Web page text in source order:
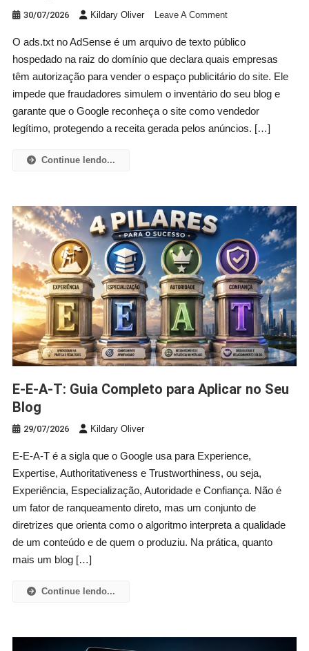
30/07/2026 Kildary Oliver Leave A CommentOn
No
AdSense:
O
Que
É,
Como
O ads.txt no AdSense é um arquivo de texto público
hospedado na raiz do domínio que declara quais empresas
têm autorização para vender o espaço publicitário do site. Ele
impede que fraudadores simulem o inventário do seu blog e
garante que o Google reconheça o site como vendedor
legítimo, protegendo a receita gerada pelos anúncios. […]
Continue lendo...
E-E-A-T: Guia Completo para Aplicar no Seu
Blog
29/07/2026 Kildary Oliver
E-E-A-T é a sigla que o Google usa para Experience,
Expertise, Authoritativeness e Trustworthiness, ou seja,
Experiência, Especialização, Autoridade e Confiança. Não é
um fator de ranqueamento direto, mas um conjunto de
diretrizes que orienta como o algoritmo interpreta a qualidade
de um conteúdo e de quem o produziu. Na prática, quanto
mais um blog […]
Continue lendo...